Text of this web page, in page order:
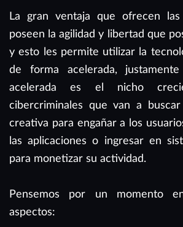
La gran ventaja que ofrecen
poseen la agilidad y libertad que
y esto les permite utilizar la
de forma acelerada,
acelerada es el nicho
cibercriminales que van a
creativa para engañar a los
las aplicaciones o ingresar en
para monetizar su actividad.
Pensemos por un momento
aspectos: